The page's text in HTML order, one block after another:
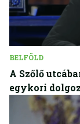
BELFÖLD
A Szőlő
egykori